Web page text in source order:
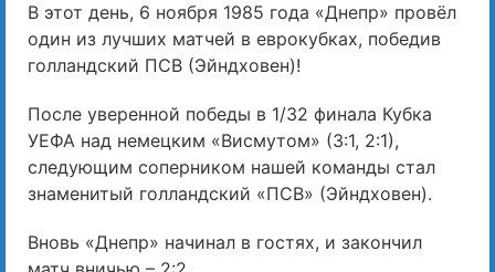
В этот день, 6 ноября 1985 года «Днепр» провёл
один из лучших матчей в еврокубках, победив
голландский ПСВ (Эйндховен)!
После уверенной победы в 1/32 финала Кубка
УЕФА над немецким «Висмутом» (3:1, 2:1),
следующим соперником нашей команды стал
знаменитый голландский «ПСВ» (Эйндховен).
Вновь «Днепр» начинал в гостях, и закончил